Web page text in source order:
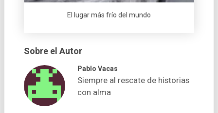
El lugar más frí­o del mundo
Sobre el Autor
Pablo Vacas
Siempre al rescate de historias
con alma